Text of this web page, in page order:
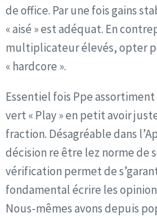
de office. Par une fois gains
« aisé » est adéquat. En
multiplicateur élevés, opter
« hardcore ».
Essentiel fois Ppe
vert « Play » en petit avoir
fraction. Désagréable dans
décision re être lez norme de
vérification permet de
fondamental écrire les
Nous-mêmes avons depuis